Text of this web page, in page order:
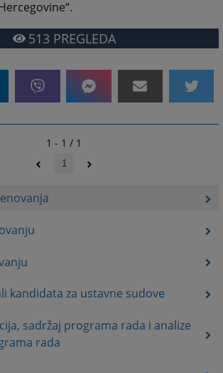
kandidata za ustavne sudove
sadržaj programa rada i analize
rada
513 PREGLEDA
1 - 1 / 1
1